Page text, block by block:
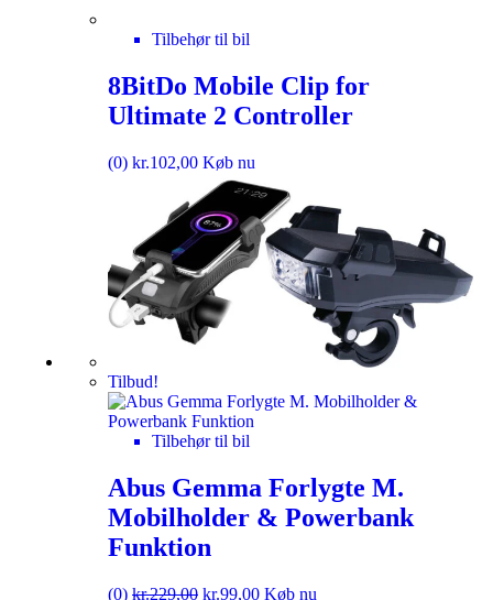
Tilbehør til bil
8BitDo Mobile Clip for
Ultimate 2 Controller
(0) kr.102,00 Køb nu
Tilbud!
Tilbehør til bil
Abus Gemma Forlygte M.
Mobilholder & Powerbank
Funktion
(0) kr.229,00 kr.99,00 Køb nu